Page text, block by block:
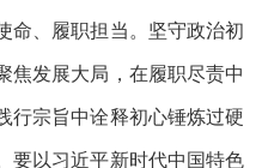
命、履职担当。坚守政治初
焦发展大局，在履职尽责中
行宗旨中诠释初心锤炼过硬
要以习近平新时代中国特色